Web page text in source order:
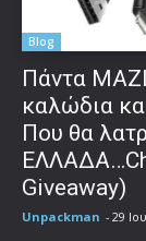
Blog
Πάντα
καλώδια
Που θα
Giveaway)
Unpackman - 29